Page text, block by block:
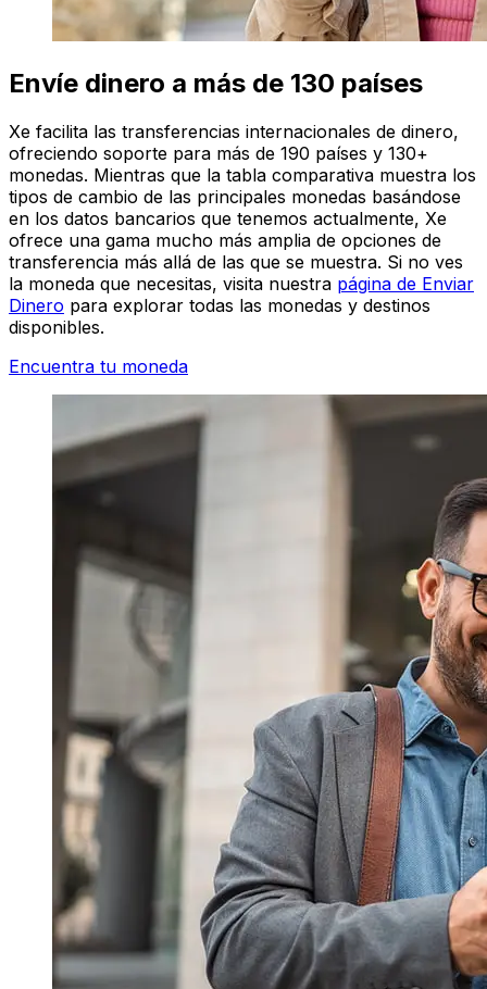
Envíe dinero a más de 130 países
Xe facilita las transferencias internacionales de dinero,
ofreciendo soporte para más de 190 países y 130+
monedas. Mientras que la tabla comparativa muestra los
tipos de cambio de las principales monedas basándose
en los datos bancarios que tenemos actualmente, Xe
ofrece una gama mucho más amplia de opciones de
transferencia más allá de las que se muestra. Si no ves
la moneda que necesitas, visita nuestra página de Enviar
Dinero para explorar todas las monedas y destinos
disponibles.
Encuentra tu moneda